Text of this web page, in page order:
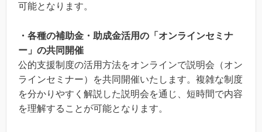
可能となります。
・各種の補助金・助成金活用の「オンラインセミナ
ー」の共同開催
公的支援制度の活用方法をオンラインで説明会（オン
ラインセミナー）を共同開催いたします。複雑な制度
を分かりやすく解説した説明会を通じ、短時間で内容
を理解することが可能となります。